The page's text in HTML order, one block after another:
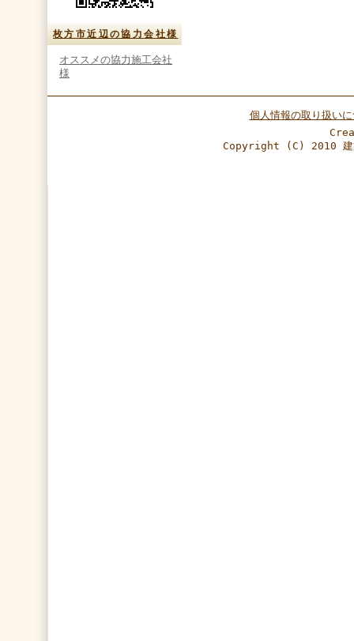
枚方市近辺の協力会社様
オススメの協力施工会社
様
個人情報の取り扱い
Copyright (C) 2010